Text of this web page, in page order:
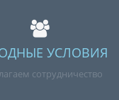
УСЛОВИЯ
сотрудничество